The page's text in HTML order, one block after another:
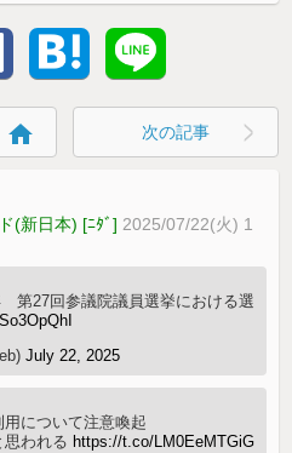
home 次の記事
(新日本) [ﾆﾀﾞ] 2025/07/22(火) 1
第27回参議院議員選挙における選
July 22, 2025
について注意喚起
思われる https://t.co/LM0EeMTGiG